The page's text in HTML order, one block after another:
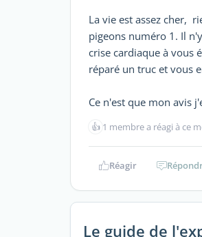
La vie est assez cher,
pigeons numéro 1. Il
crise cardiaque à vous
réparé un truc et vous
Ce n'est que mon avis
👍 1 membre a réagi à ce
Réagir
Le guide de